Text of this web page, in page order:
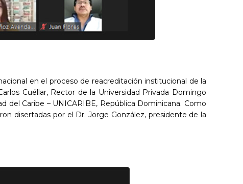
en el proceso de reacreditación institucional de la
Cuéllar, Rector de la Universidad Privada Domingo
del Caribe – UNICARIBE, República Dominicana. Como
disertadas por el Dr. Jorge González, presidente de la